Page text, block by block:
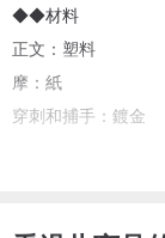
◆◆材料
正文：塑料
摩：紙
穿刺和捕手：鍍金